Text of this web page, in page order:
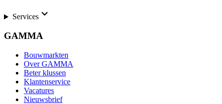
Services
GAMMA
Bouwmarkten
Over GAMMA
Beter klussen
Klantenservice
Vacatures
Nieuwsbrief